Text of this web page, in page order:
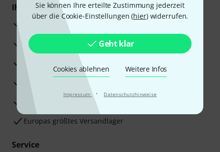
Sie können Ihre erteilte Zustimmung jederzeit
über die Cookie-Einstellungen (hier) widerrufen.
Geht klar
Cookies ablehnen Weitere Infos
Impressum · Datenschutzhinweise
Ihre Vorteile
3 Jahre Thomann Garantie
30 Tage Money-Back-Garantie
Beratung durch Fachexperten
Zufriedenheitsgarantie
Europas größtes Versandlager
Service